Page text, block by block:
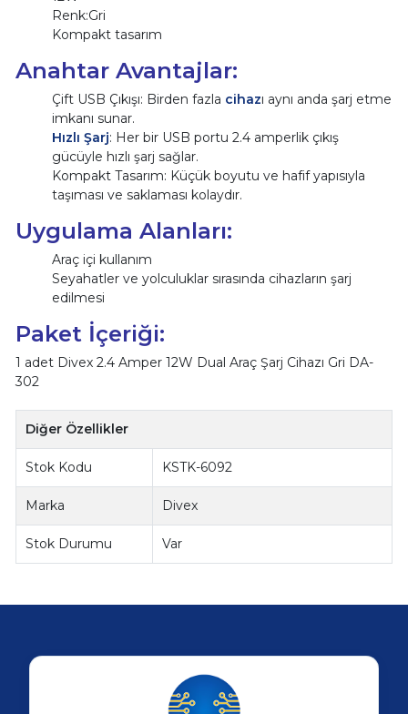
Renk:Gri
Kompakt tasarım
Anahtar Avantajlar:
Çift USB Çıkışı: Birden fazla cihazı aynı anda şarj etme
imkanı sunar.
Hızlı Şarj: Her bir USB portu 2.4 amperlik çıkış
gücüyle hızlı şarj sağlar.
Kompakt Tasarım: Küçük boyutu ve hafif yapısıyla
taşıması ve saklaması kolaydır.
Uygulama Alanları:
Araç içi kullanım
Seyahatler ve yolculuklar sırasında cihazların şarj
edilmesi
Paket İçeriği:
1 adet Divex 2.4 Amper 12W Dual Araç Şarj Cihazı Gri DA-
302
Diğer Özellikler
Stok Kodu KSTK-6092
Marka Divex
Stok Durumu Var